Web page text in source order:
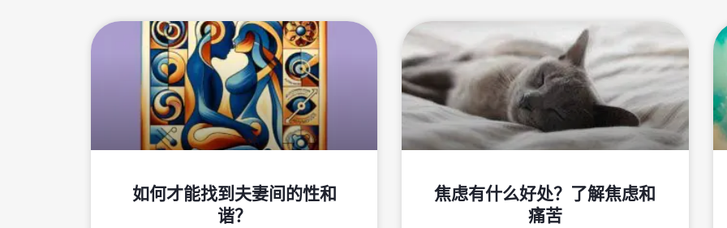
如何才能找到夫妻间的性和
谐？
焦虑有什么好处？了解焦虑和
痛苦